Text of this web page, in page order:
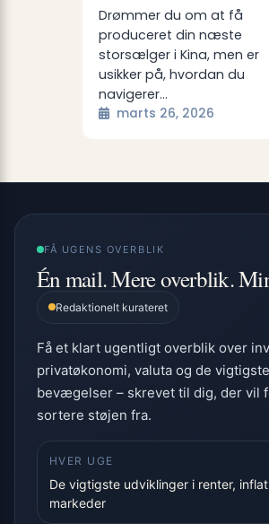
Drømmer du om at få
produceret din næste
storsælger i Kina, men er
usikker på, hvordan du
navigerer…
marts 26, 2026
FÅ UGENS OVERBLIK
Én mail. Mere overblik.
Redaktionelt kurateret
Få et klart ugentligt overblik over
privatøkonomi, valuta og de
bevægelser – skrevet til dig, der vil
sortere støjen fra.
HVER UGE
De vigtigste udviklinger i renter,
markeder